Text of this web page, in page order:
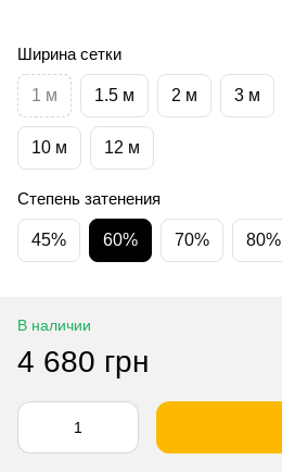
Ширина сетки
1 м 1.5 м 2 м 3 м
10 м 12 м
Степень затенения
45% 60% 70% 80%
В наличии
4 680 грн